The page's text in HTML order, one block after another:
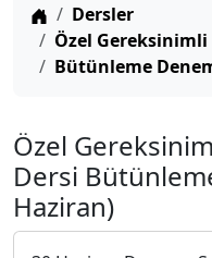
Anasayfa
Dersler
Özel
Bütünleme
Özel
Dersi
Haziran)